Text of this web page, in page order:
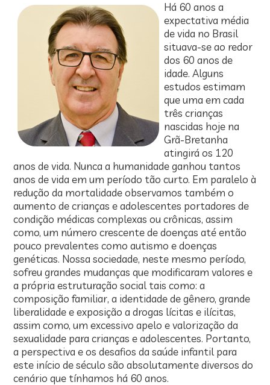
Há 60 anos a
expectativa média
de vida no Brasil
situava-se ao redor
dos 60 anos de
idade. Alguns
estudos estimam
que uma em cada
três crianças
nascidas hoje na
Grã-Bretanha
atingirá os 120
anos de vida. Nunca a humanidade ganhou tantos
anos de vida em um período tão curto. Em paralelo à
redução da mortalidade observamos também o
aumento de crianças e adolescentes portadores de
condição médicas complexas ou crônicas, assim
como, um número crescente de doenças até então
pouco prevalentes como autismo e doenças
genéticas. Nossa sociedade, neste mesmo período,
sofreu grandes mudanças que modificaram valores e
a própria estruturação social tais como: a
composição familiar, a identidade de gênero, grande
liberalidade e exposição a drogas lícitas e ilícitas,
assim como, um excessivo apelo e valorização da
sexualidade para crianças e adolescentes. Portanto,
a perspectiva e os desafios da saúde infantil para
este início de século são absolutamente diversos do
cenário que tínhamos há 60 anos.